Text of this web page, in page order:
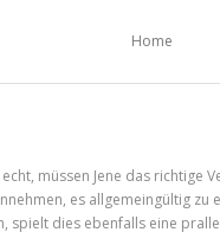
Home
müssen Jene das richtige
es allgemeingültig zu
spielt dies ebenfalls eine